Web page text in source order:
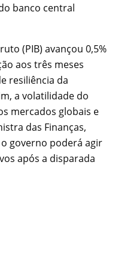
banco central
(PIB) avançou 0,5%
aos três meses
resiliência da
a volatilidade do
mercados globais e
das Finanças,
governo poderá agir
após a disparada